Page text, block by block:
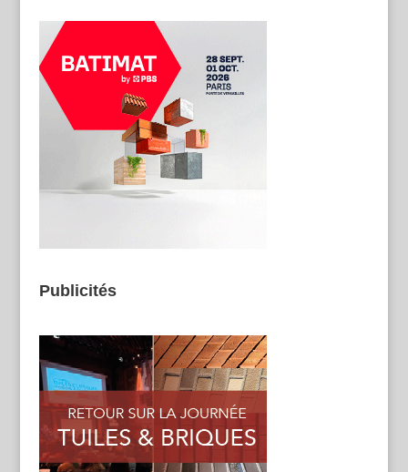
Publicités